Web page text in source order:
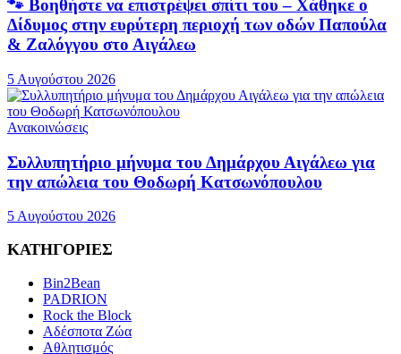
🐾 Βοηθήστε να επιστρέψει σπίτι του – Χάθηκε ο
Δίδυμος στην ευρύτερη περιοχή των οδών Παπούλα
& Ζαλόγγου στο Αιγάλεω
5 Αυγούστου 2026
Ανακοινώσεις
Συλλυπητήριο μήνυμα του Δημάρχου Αιγάλεω για
την απώλεια του Θοδωρή Κατσωνόπουλου
5 Αυγούστου 2026
ΚΑΤΗΓΟΡΙΕΣ
Bin2Bean
PADRION
Rock the Block
Αδέσποτα Ζώα
Αθλητισμός